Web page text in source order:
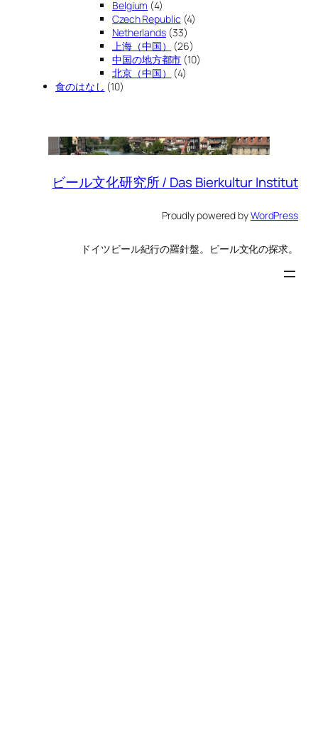
Belgium (4)
Czech Republic (4)
Netherlands(33)
上海（中国）
(26)
中国の地方都市 (10)
北京（中国）
(4)
食のはなし (10)
ビール文化研究所 / Das Bierkultur Institut
Proudly powered byWordPress
ドイツビール紀行の羅針盤。ビール文化の探求。